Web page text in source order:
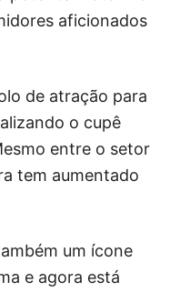
aficionados
de atração para
o cupê
entre o setor
tem aumentado
um ícone
e agora está